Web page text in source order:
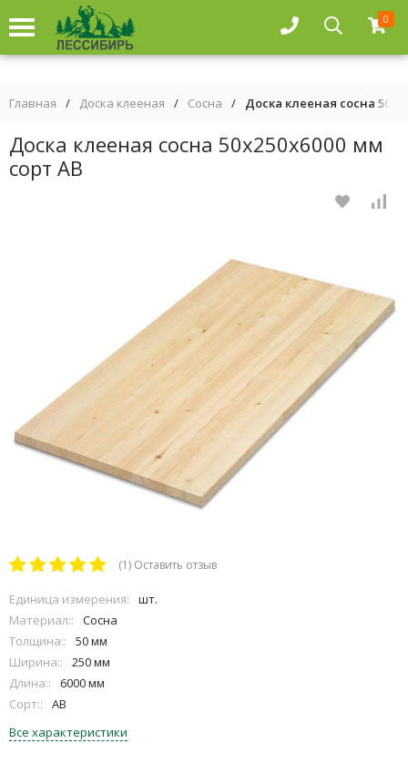
0
Главная / Доска клееная / Сосна / Доска клееная сосна
Доска клееная сосна 50х250х6000 мм
сорт АВ
(1) Оставить отзыв
Единица измерения:
шт.
Материал::
Сосна
Толщина::
50 мм
Ширина::
250 мм
Длина::
6000 мм
Сорт::
АВ
Все характеристики